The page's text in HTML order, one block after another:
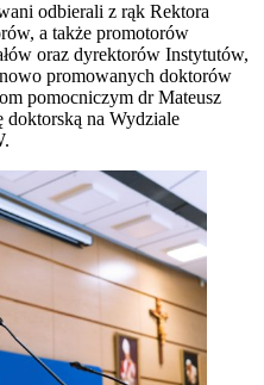
odbierali z rąk Rektora
a także promotorów
oraz dyrektorów Instytutów,
promowanych doktorów
pomocniczym dr Mateusz
doktorską na Wydziale